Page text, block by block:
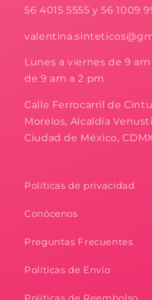
56 4015 5555 y 56 1009
Lunes a viernes de 9
de 9 am a 2 pm
Calle Ferrocarril de
Morelos, Alcaldía
Ciudad de México,
Políticas de privacidad
Conócenos
Preguntas Frecuentes
Políticas de Envío